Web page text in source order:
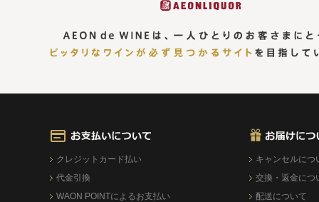
クレジットカード払い
代金引換
WAON POINTによるお支払い
キャンセルにつ
交換・返金につ
配送について